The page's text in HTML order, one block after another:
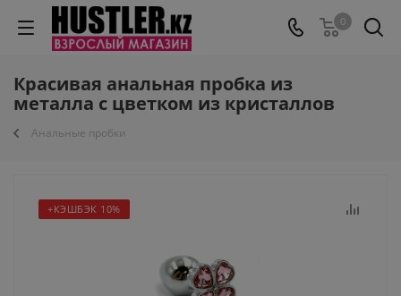
0
Красивая анальная пробка из
металла с цветком из кристаллов
Анальные пробки
+КЭШБЭК 10%